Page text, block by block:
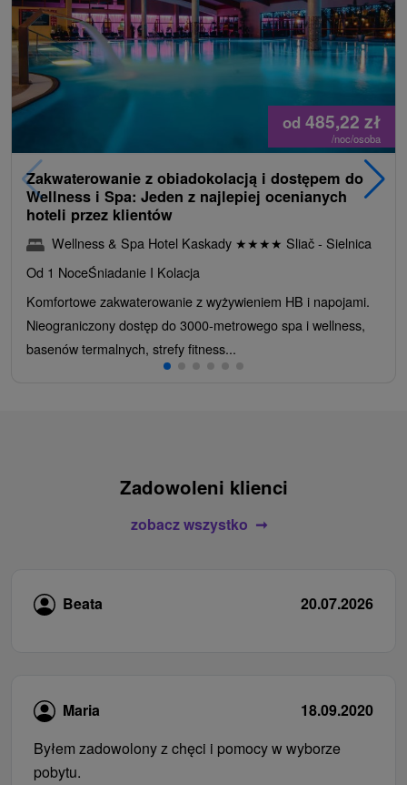
od 485,22 zł
/noc/osoba
Zakwaterowanie z obiadokolacją i dostępem do
Wellness i Spa: Jeden z najlepiej ocenianych
hoteli przez klientów
Wellness & Spa Hotel Kaskady ★★★★ Sliač - Sielnica
Od 1 NoceŚniadanie I Kolacja
Komfortowe zakwaterowanie z wyżywieniem HB i napojami.
Nieograniczony dostęp do 3000-metrowego spa i wellness,
basenów termalnych, strefy fitness...
Zadowoleni klienci
zobacz wszystko
Beata 20.07.2026
Maria
18.09.2020
Byłem zadowolony z chęci i pomocy w wyborze
pobytu.